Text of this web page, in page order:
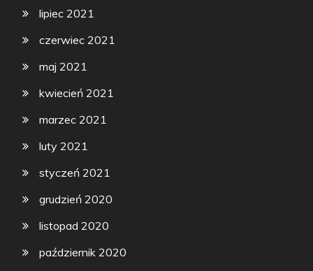
lipiec 2021
czerwiec 2021
maj 2021
kwiecień 2021
marzec 2021
luty 2021
styczeń 2021
grudzień 2020
listopad 2020
październik 2020